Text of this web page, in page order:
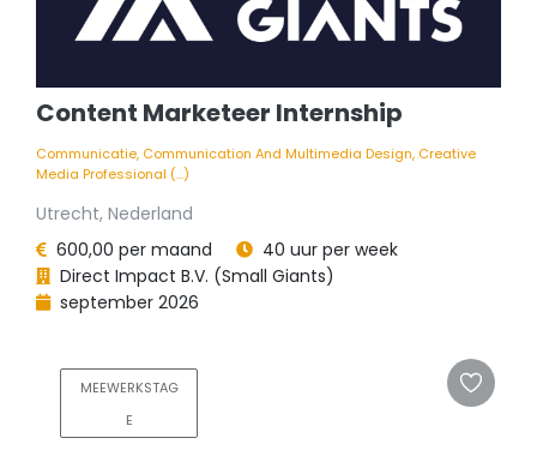
Content Marketeer Internship
Communicatie, Communication And Multimedia Design, Creative
Media Professional (...)
Utrecht, Nederland
600,00 per maand
40 uur per week
Direct Impact B.V. (Small Giants)
september 2026
MEEWERKSTAG
E